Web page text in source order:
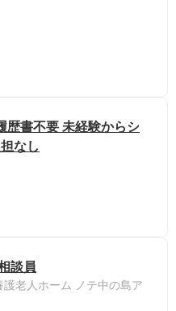
歴書不要 未経験からシ
なし
談員
老人ホーム ノテ中の島ア